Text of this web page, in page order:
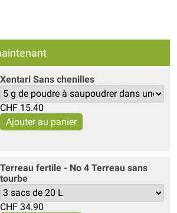
Xentari Sans chenilles
CHF 15.40
Terreau fertile - No 4 Terreau sans
tourbe
CHF 34.90